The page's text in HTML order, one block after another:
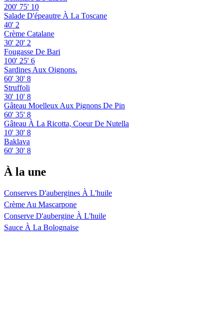
200' 75' 10
Salade D'épeautre À La Toscane
40' 2
Crème Catalane
30' 20' 2
Fougasse De Bari
100' 25' 6
Sardines Aux Oignons.
60' 30' 8
Struffoli
30' 10' 8
Gâteau Moelleux Aux Pignons De Pin
60' 35' 8
Gâteau À La Ricotta, Coeur De Nutella
10' 30' 8
Baklava
60' 30' 8
À la une
Conserves D'aubergines À L'huile
Crème Au Mascarpone
Conserve D'aubergine À L'huile
Sauce À La Bolognaise